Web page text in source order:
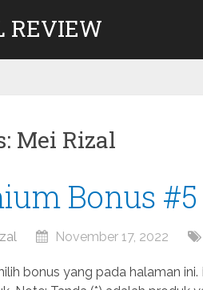
REVIEW
Mei Rizal
Bonus #5
November 17, 2022
bonus yang pada halaman